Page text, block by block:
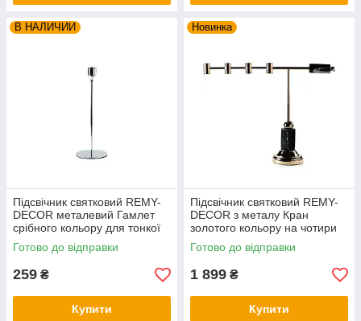
В НАЛИЧИИ
Підсвічник святковий REMY-
DEСOR металевий Гамлет
срібного кольору для тонкої
свічки висота 28 см
Готово до відправки
259 ₴
Купити
Новинка
Підсвічник святковий REMY-
DEСOR з металу Кран
золотого кольору на чотири
свічки з чорним каменем
висота 38 см
Готово до відправки
1 899 ₴
Купити